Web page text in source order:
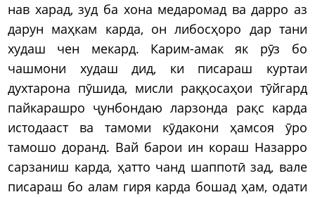
нав харад, зуд ба хона медаромад ва дарро аз
дарун маҳкам карда, он либосҳоро дар тани
худаш чен мекард. Карим-амак як рӯз бо
чашмони худаш дид, ки писараш куртаи
духтарона пӯшида, мисли раққосаҳои тӯйгард
пайкарашро ҷунбондаю ларзонда рақс карда
истодааст ва тамоми кӯдакони ҳамсоя ӯро
тамошо доранд. Вай барои ин кораш Назарро
сарзаниш карда, ҳатто чанд шаппотӣ зад, вале
писараш бо алам гиря карда бошад ҳам, одати